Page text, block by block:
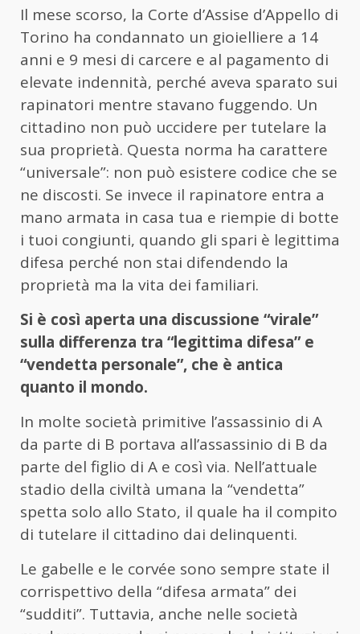
Il mese scorso, la Corte d’Assise d’Appello di
Torino ha condannato un gioielliere a 14
anni e 9 mesi di carcere e al pagamento di
elevate indennità, perché aveva sparato sui
rapinatori mentre stavano fuggendo. Un
cittadino non può uccidere per tutelare la
sua proprietà. Questa norma ha carattere
“universale”: non può esistere codice che se
ne discosti. Se invece il rapinatore entra a
mano armata in casa tua e riempie di botte
i tuoi congiunti, quando gli spari è legittima
difesa perché non stai difendendo la
proprietà ma la vita dei familiari.
Si è così aperta una discussione “virale”
sulla differenza tra “legittima difesa” e
“vendetta personale”, che è antica
quanto il mondo.
In molte società primitive l’assassinio di A
da parte di B portava all’assassinio di B da
parte del figlio di A e così via. Nell’attuale
stadio della civiltà umana la “vendetta”
spetta solo allo Stato, il quale ha il compito
di tutelare il cittadino dai delinquenti.
Le gabelle e le corvée sono sempre state il
corrispettivo della “difesa armata” dei
“sudditi”. Tuttavia, anche nelle società